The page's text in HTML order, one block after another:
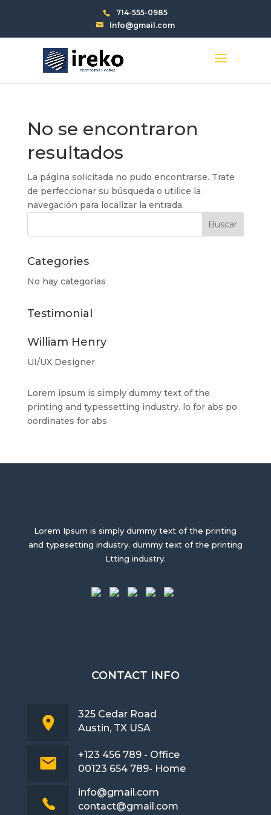
714-555-0985
Info@gmail.com
No se encontraron
resultados
La página solicitada no pudo encontrarse. Trate
de perfeccionar su búsqueda o utilice la
navegación para localizar la entrada.
Categories
No hay categorías
Testimonial
William Henry
UI/UX Designer
Lorem ipsum is simply dummy text of the
printing and typessetting industry. lo for abs po
oordinates for abs
Lorem Ipsum is simply dummy text of the printing
and typesetting industry. dummy text of the printing
Ltting industry.
CONTACT INFO
325 Cedar Road
Austin, TX USA
+123 456 789 - Office
00123 654 789- Home
info@gmail.com
contact@gmail.com